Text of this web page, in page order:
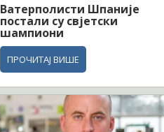
Ватерполисти Шпаније
постали су свјетски
шампиони
ПРОЧИТАЈ ВИШЕ